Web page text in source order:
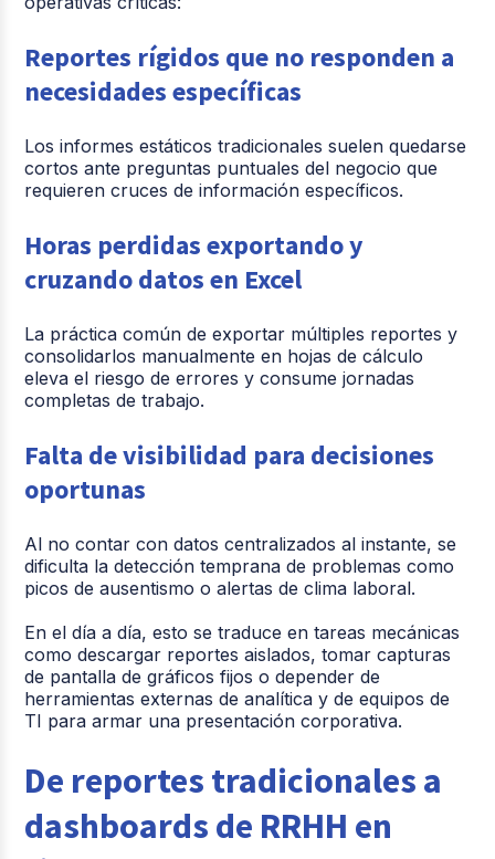
Reportes rígidos que no responden a
necesidades específicas
Los informes estáticos tradicionales suelen quedarse
cortos ante preguntas puntuales del negocio que
requieren cruces de información específicos.
Horas perdidas exportando y
cruzando datos en Excel
La práctica común de exportar múltiples reportes y
consolidarlos manualmente en hojas de cálculo
eleva el riesgo de errores y consume jornadas
completas de trabajo.
Falta de visibilidad para decisiones
oportunas
Al no contar con datos centralizados al instante, se
dificulta la detección temprana de problemas como
picos de ausentismo o alertas de clima laboral.
En el día a día, esto se traduce en tareas mecánicas
como descargar reportes aislados, tomar capturas
de pantalla de gráficos fijos o depender de
herramientas externas de analítica y de equipos de
TI para armar una presentación corporativa.
De reportes tradicionales a
dashboards de RRHH en